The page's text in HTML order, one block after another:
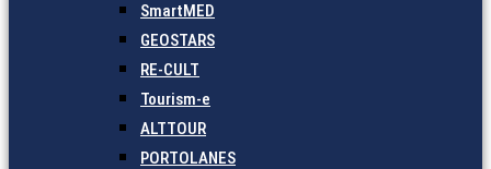
SmartMED
GEOSTARS
RE-CULT
Tourism-e
ALTTOUR
PORTOLANES